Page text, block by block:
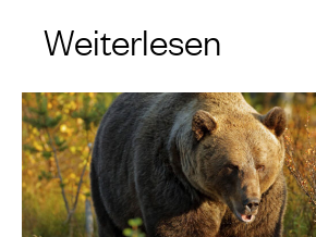
Weiterlesen